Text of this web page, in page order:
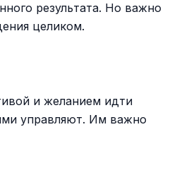
результата. Но важно
целиком.
и желанием идти
управляют. Им важно